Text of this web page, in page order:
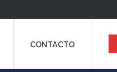
CONTACTO